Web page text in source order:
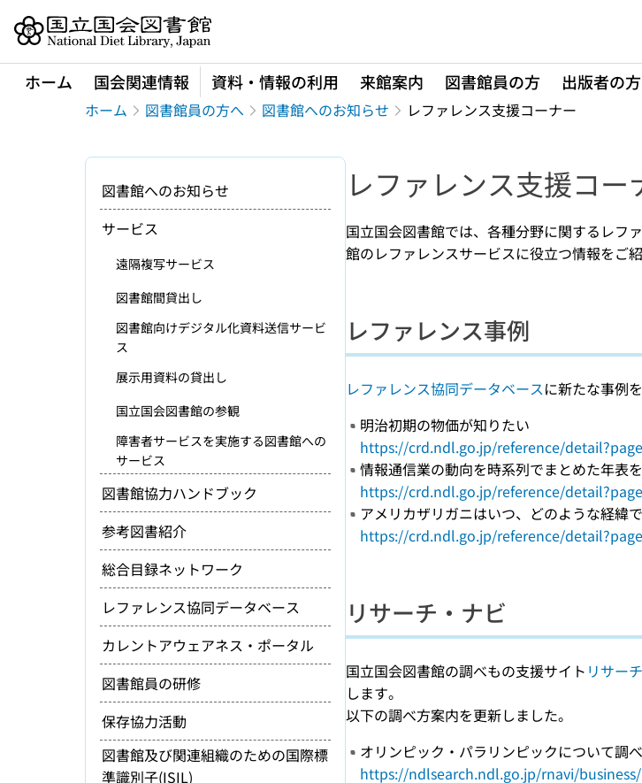
本文へ移動
ホーム 国会関連情報 資料・情報の利用 来館案内 図書館員の方 出版者の方
ホーム 図書館員の方へ 図書館へのお知らせ レファレンス支援コーナー
レファレンス支援コー
国立国会図書館では、各種分野に関するレフ
館のレファレンスサービスに役立つ情報をご紹
レファレンス事例
レファレンス協同データベースに新たな事例
明治初期の物価が知りたい
https://crd.ndl.go.jp/reference/
情報通信業の動向を時系列でまとめた年表を
https://crd.ndl.go.jp/reference/
アメリカザリガニはいつ、どのような経緯
https://crd.ndl.go.jp/reference/
リサーチ・ナビ
国立国会図書館の調べもの支援サイト リサー
します。
以下の調べ方案内を更新しました。
オリンピック・パラリンピックについて調
https://ndlsearch.ndl.go.jp/rnavi/
図書館へのお知らせ
サービス
遠隔複写サービス
図書館間貸出し
図書館向けデジタル化資料送信サービ
ス
展示用資料の貸出し
国立国会図書館の参観
障害者サービスを実施する図書館への
サービス
図書館協力ハンドブック
参考図書紹介
総合目録ネットワーク
レファレンス協同データベース
カレントアウェアネス・ポータル
図書館員の研修
保存協力活動
図書館及び関連組織のための国際標
準識別子(ISIL)